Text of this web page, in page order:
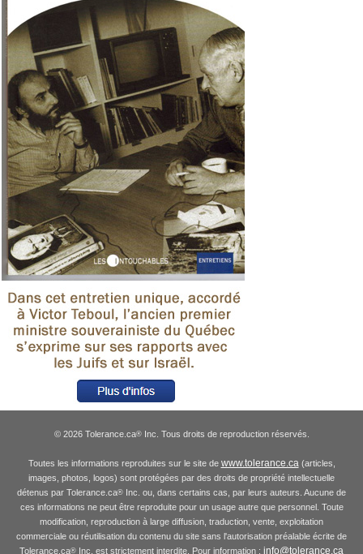
© 2026 Tolerance.ca®Inc. Tous droits de reproduction réservés.
Toutes les informations reproduites sur le site de www.tolerance.ca(articles,
images, photos, logos) sont protégées par des droits de propriété intellectuelle
détenus par Tolerance.ca® Inc. ou, dans certains cas, par leurs auteurs. Aucune de
ces informations ne peut être reproduite pour un usage autre que personnel. Toute
modification, reproduction à large diffusion, traduction, vente, exploitation
commerciale ou réutilisation du contenu du site sans l'autorisation préalable écrite de
Tolerance.ca® Inc. est strictement interdite. Pour information : info@tolerance.ca